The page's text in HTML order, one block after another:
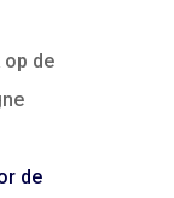
de
de